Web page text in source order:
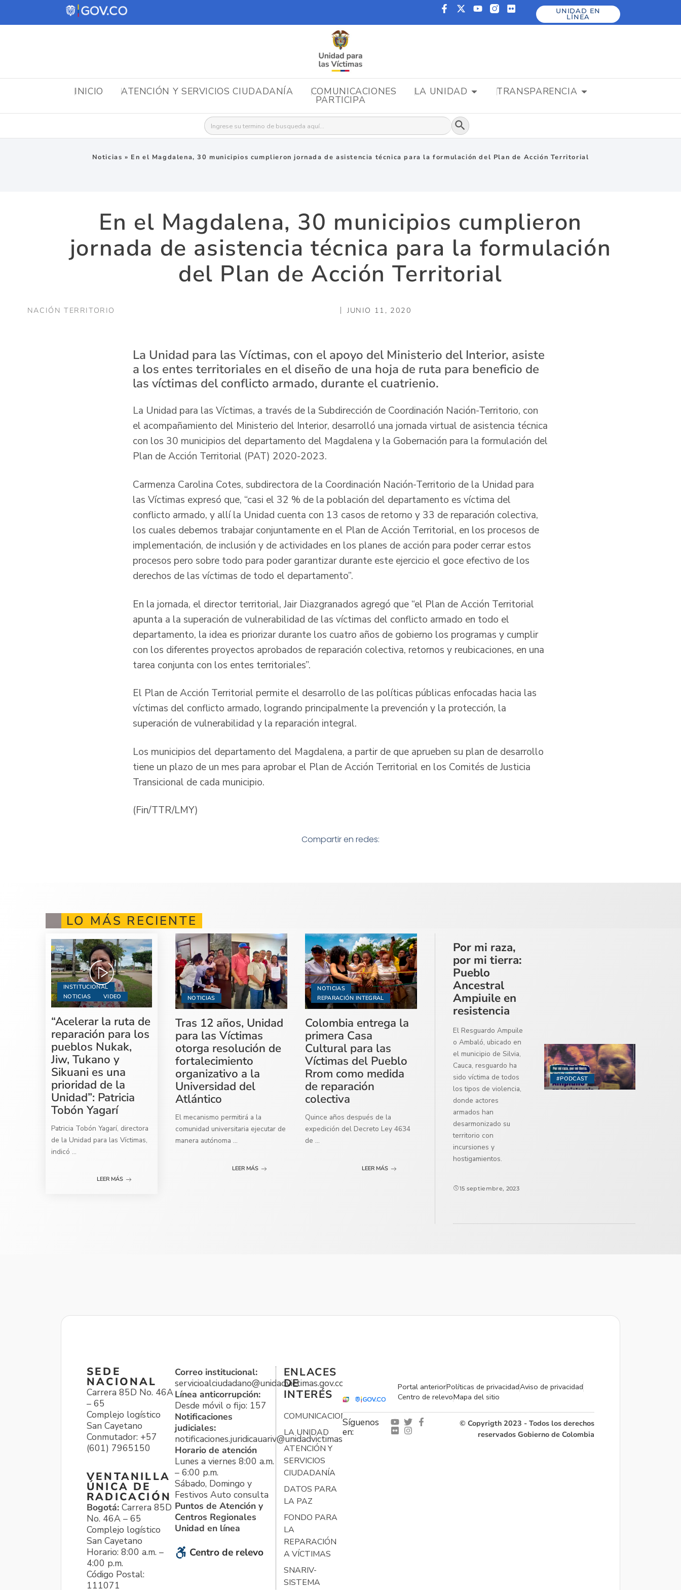
UNIDAD EN
LÍNEA
INICIO ATENCIÓN Y SERVICIOS CIUDADANÍA COMUNICACIONES LA UNIDAD TRANSPARENCIA
PARTICIPA
Buscar: Botón de búsqueda
Noticias » En el Magdalena, 30 municipios cumplieron jornada de asistencia técnica para la formulación del Plan de Acción Territorial
En el Magdalena, 30 municipios cumplieron
jornada de asistencia técnica para la formulación
del Plan de Acción Territorial
NACIÓN TERRITORIO JUNIO 11, 2020
La Unidad para las Víctimas, con el apoyo del Ministerio del Interior, asiste
a los entes territoriales en el diseño de una hoja de ruta para beneficio de
las víctimas del conflicto armado, durante el cuatrienio.
La Unidad para las Víctimas, a través de la Subdirección de Coordinación Nación-Territorio, con
el acompañamiento del Ministerio del Interior, desarrolló una jornada virtual de asistencia técnica
con los 30 municipios del departamento del Magdalena y la Gobernación para la formulación del
Plan de Acción Territorial (PAT) 2020-2023.
Carmenza Carolina Cotes, subdirectora de la Coordinación Nación-Territorio de la Unidad para
las Víctimas expresó que, “casi el 32 % de la población del departamento es víctima del
conflicto armado, y allí la Unidad cuenta con 13 casos de retorno y 33 de reparación colectiva,
los cuales debemos trabajar conjuntamente en el Plan de Acción Territorial, en los procesos de
implementación, de inclusión y de actividades en los planes de acción para poder cerrar estos
procesos pero sobre todo para poder garantizar durante este ejercicio el goce efectivo de los
derechos de las víctimas de todo el departamento”.
En la jornada, el director territorial, Jair Diazgranados agregó que “el Plan de Acción Territorial
apunta a la superación de vulnerabilidad de las víctimas del conflicto armado en todo el
departamento, la idea es priorizar durante los cuatro años de gobierno los programas y cumplir
con los diferentes proyectos aprobados de reparación colectiva, retornos y reubicaciones, en una
tarea conjunta con los entes territoriales”.
El Plan de Acción Territorial permite el desarrollo de las políticas públicas enfocadas hacia las
víctimas del conflicto armado, logrando principalmente la prevención y la protección, la
superación de vulnerabilidad y la reparación integral.
Los municipios del departamento del Magdalena, a partir de que aprueben su plan de desarrollo
tiene un plazo de un mes para aprobar el Plan de Acción Territorial en los Comités de Justicia
Transicional de cada municipio.
(Fin/TTR/LMY)
Compartir en redes:
LO MÁS RECIENTE
INSTITUCIONAL
NOTICIAS
VIDEO
“Acelerar la ruta de
reparación para los
pueblos Nukak,
Jiw, Tukano y
Sikuani es una
prioridad de la
Unidad”: Patricia
Tobón Yagarí
Patricia Tobón Yagarí, directora
de la Unidad para las Víctimas,
indicó ...
LEER MÁS
NOTICIAS
Tras 12 años, Unidad
para las Víctimas
otorga resolución de
fortalecimiento
organizativo a la
Universidad del
Atlántico
El mecanismo permitirá a la
comunidad universitaria ejecutar de
manera autónoma ...
LEER MÁS
NOTICIAS
REPARACIÓN INTEGRAL
Colombia entrega la
primera Casa
Cultural para las
Víctimas del Pueblo
Rrom como medida
de reparación
colectiva
Quince años después de la
expedición del Decreto Ley 4634
de ...
LEER MÁS
#PODCAST
Por mi raza,
por mi tierra:
Pueblo
Ancestral
Ampiuile en
resistencia
El Resguardo Ampuile
o Ambaló, ubicado en
el municipio de Silvia,
Cauca, resguardo ha
sido víctima de todos
los tipos de violencia,
donde actores
armados han
desarmonizado su
territorio con
incursiones y
hostigamientos.
15 septiembre, 2023
SEDE
NACIONAL
Carrera 85D No. 46A
– 65
Complejo logístico
San Cayetano
Conmutador: +57
(601) 7965150
VENTANILLA
ÚNICA DE
RADICACIÓN
Bogotá: Carrera 85D
No. 46A – 65
Complejo logístico
San Cayetano
Horario: 8:00 a.m. –
4:00 p.m.
Código Postal:
111071
Correo institucional:
servicioalciudadano@unidadvictimas.gov.co
Línea anticorrupción:
Desde móvil o fijo: 157
Notificaciones
judiciales:
notificaciones.juridicauariv@unidadvictimas.gov.co
Horario de atención
Lunes a viernes 8:00 a.m.
– 6:00 p.m.
Sábado, Domingo y
Festivos Auto consulta
Puntos de Atención y
Centros Regionales
Unidad en línea
Centro de relevo
ENLACES
DE
INTERÉS
COMUNICACIONES
LA UNIDAD
ATENCIÓN Y
SERVICIOS
CIUDADANÍA
DATOS PARA
LA PAZ
FONDO PARA
LA
REPARACIÓN
A VÍCTIMAS
SNARIV-
SISTEMA
Portal anteriorPolíticas de privacidadAviso de privacidad
Centro de relevoMapa del sitio
Síguenos
en:
© Copyrigth 2023 - Todos los derechos
reservados Gobierno de Colombia